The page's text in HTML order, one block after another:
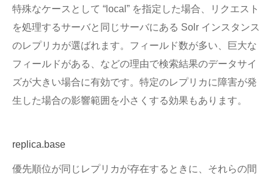
特殊なケースとして “local” を指定した場合、リクエスト
を処理するサーバと同じサーバにある Solr インスタンス
のレプリカが選ばれます。フィールド数が多い、巨大な
フィールドがある、などの理由で検索結果のデータサイ
ズが大きい場合に有効です。特定のレプリカに障害が発
生した場合の影響範囲を小さくする効果もあります。
replica.base
優先順位が同じレプリカが存在するときに、それらの間